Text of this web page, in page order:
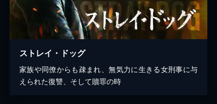
ストレイ・ドッグ
家族や同僚からも疎まれ、無気力に生きる女刑事に与
えられた復讐、そして贖罪の時